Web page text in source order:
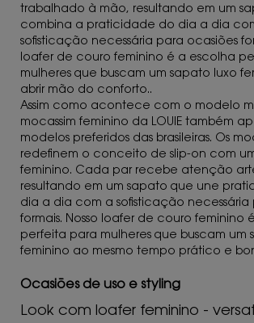
trabalhado à mão, resultando em um
combina a praticidade do dia a dia
sofisticação necessária para ocasiões
loafer de couro feminino é a escolha
mulheres que buscam um sapato luxo
abrir mão do conforto..
Assim como acontece com o modelo
mocassim feminino da LOUIE também
modelos preferidos das brasileiras. Os
redefinem o conceito de slip-on com
feminino. Cada par recebe atenção
resultando em um sapato que une
dia a dia com a sofisticação necessária
formais. Nosso loafer de couro feminino
perfeita para mulheres que buscam um
feminino ao mesmo tempo prático e
Ocasiões de uso e styling
Look com loafer feminino -